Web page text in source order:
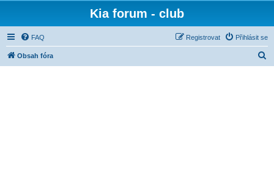
Kia forum - club
FAQ Přihlásit se
Registrovat
Obsah fóra